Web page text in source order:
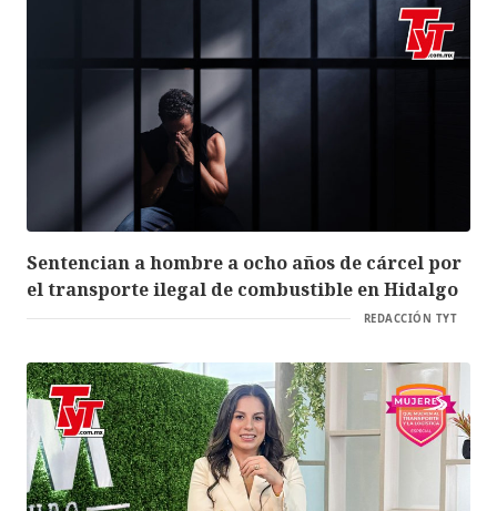
Sentencian a hombre a ocho años de cárcel por
el transporte ilegal de combustible en Hidalgo
REDACCIÓN TYT